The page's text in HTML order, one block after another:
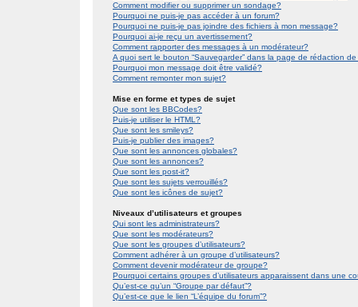
Comment modifier ou supprimer un sondage?
Pourquoi ne puis-je pas accéder à un forum?
Pourquoi ne puis-je pas joindre des fichiers à mon message?
Pourquoi ai-je reçu un avertissement?
Comment rapporter des messages à un modérateur?
A quoi sert le bouton “Sauvegarder” dans la page de rédaction
Pourquoi mon message doit être validé?
Comment remonter mon sujet?
Mise en forme et types de sujet
Que sont les BBCodes?
Puis-je utiliser le HTML?
Que sont les smileys?
Puis-je publier des images?
Que sont les annonces globales?
Que sont les annonces?
Que sont les post-it?
Que sont les sujets verrouillés?
Que sont les icônes de sujet?
Niveaux d’utilisateurs et groupes
Qui sont les administrateurs?
Que sont les modérateurs?
Que sont les groupes d’utilisateurs?
Comment adhérer à un groupe d’utilisateurs?
Comment devenir modérateur de groupe?
Pourquoi certains groupes d’utilisateurs apparaissent dans une
Qu’est-ce qu’un “Groupe par défaut”?
Qu’est-ce que le lien “L’équipe du forum”?